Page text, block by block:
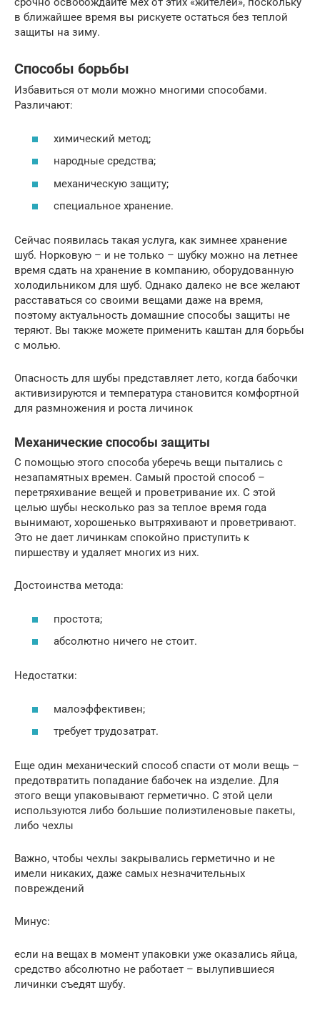
в ближайшее время вы рискуете остаться без теплой
защиты на зиму.
Способы борьбы
Избавиться от моли можно многими способами.
Различают:
химический метод;
народные средства;
механическую защиту;
специальное хранение.
Сейчас появилась такая услуга, как зимнее хранение
шуб. Норковую – и не только – шубку можно на летнее
время сдать на хранение в компанию, оборудованную
холодильником для шуб. Однако далеко не все желают
расставаться со своими вещами даже на время,
поэтому актуальность домашние способы защиты не
теряют. Вы также можете применить ​каштан для борьбы
с молью.
Опасность для шубы представляет лето, когда бабочки
активизируются и температура становится комфортной
для размножения и роста личинок
Механические способы защиты
С помощью этого способа уберечь вещи пытались с
незапамятных времен. Самый простой способ –
перетряхивание вещей и проветривание их. С этой
целью шубы несколько раз за теплое время года
вынимают, хорошенько вытряхивают и проветривают.
Это не дает личинкам спокойно приступить к
пиршеству и удаляет многих из них.
Достоинства метода:
простота;
абсолютно ничего не стоит.
Недостатки:
малоэффективен;
требует трудозатрат.
Еще один механический способ спасти от моли вещь –
предотвратить попадание бабочек на изделие. Для
этого вещи упаковывают герметично. С этой цели
используются либо большие полиэтиленовые пакеты,
либо чехлы
Важно, чтобы чехлы закрывались герметично и не
имели никаких, даже самых незначительных
повреждений
Минус:
если на вещах в момент упаковки уже оказались яйца,
средство абсолютно не работает – вылупившиеся
личинки съедят шубу.